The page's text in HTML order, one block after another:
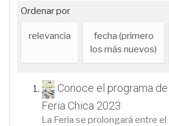
Ordenar por
relevancia
fecha (primero
los más nuevos)
Conoce el programa
Feria Chica 2023
La Feria se prolongará entre